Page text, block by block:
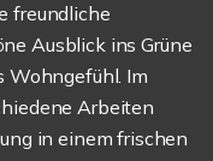
freundliche
Ausblick ins Grüne
Wohngefühl. Im
Arbeiten
in einem frischen